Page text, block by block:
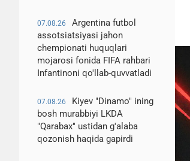
07.08.26
Argentina futbol
assotsiatsiyasi jahon
chempionati huquqlari
mojarosi fonida FIFA rahbari
Infantinoni qo'llab-quvvatladi
07.08.26
Kiyev "Dinamo" ining
bosh murabbiyi LKDA
"Qarabax" ustidan g'alaba
qozonish haqida gapirdi